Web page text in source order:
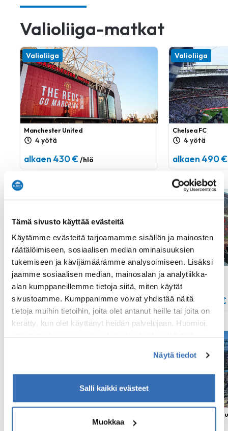
Tämä sivusto käyttää evästeitä
Käytämme evästeitä tarjoamamme sisällön ja mainosten
räätälöimiseen, sosiaalisen median ominaisuuksien
tukemiseen ja kävijämäärämme analysoimiseen. Lisäksi
jaamme sosiaalisen median, mainosalan ja analytiikka-
alan kumppaneillemme tietoja siitä, miten käytät
sivustoamme. Kumppanimme voivat yhdistää näitä
tietoja muihin tietoihin, joita olet antanut heille tai joita on
kerätty, kun olet käyttänyt heidän palvelujaan. Huomioi,
Näytä tiedot
Salli kaikki evästeet
Muokkaa
Valioliiga-matkat
Valioliiga
Manchester United
4 yötä
alkaen 430 €/hlö
Valioliiga
Chelsea FC
4 yötä
alkaen 490 €
Manchester City
alkaen 490 € /hlö
Liverpool
alkaen 950 €
Tottenham